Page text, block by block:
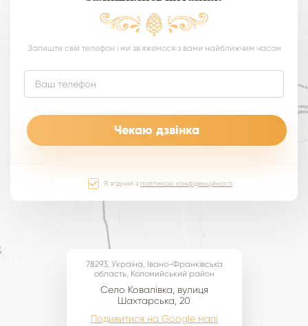
78293, Україна, Івано-Франківська
область, Коломийський район
Cело Ковалівка, вулиця
Шахтарська, 20
Подивитися на Google мапі
Залиште свій телефон і ми зв'яжемося з вами найближчим часом
Я згідний з політикою конфіденційності